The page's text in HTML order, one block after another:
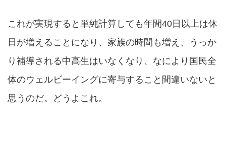
これが実現すると単純計算しても年間40日以上は休
日が増えることになり、家族の時間も増え、うっか
り補導される中高生はいなくなり、なにより国民全
体のウェルビーイングに寄与すること間違いないと
思うのだ。どうよこれ。